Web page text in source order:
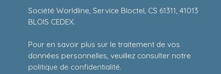
Société Worldline, Service Bloctel, CS 61311, 41013
BLOIS CEDEX.
Pour en savoir plus sur le traitement de vos
données personnelles, veuillez consulter notre
politique de confidentialité.